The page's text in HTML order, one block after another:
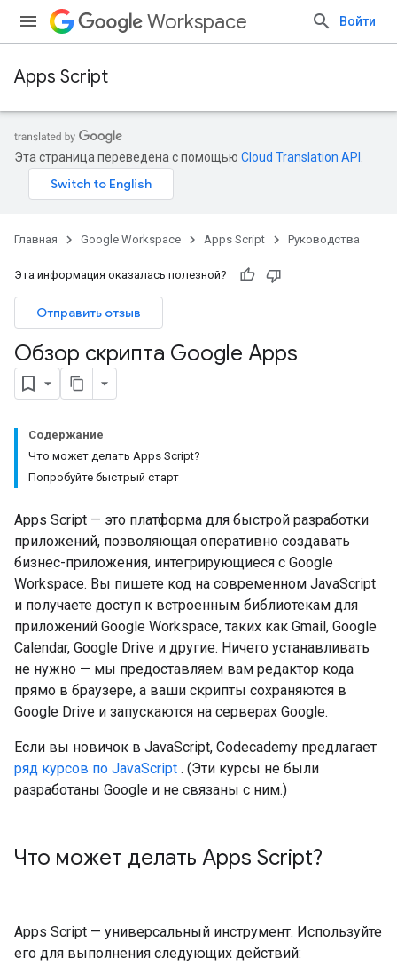
Workspace Войти
Apps Script
Эта страница переведена с помощью Cloud Translation API
Главная Google Workspace Apps Script Руководства
Эта информация оказалась полезной?
Отправить отзыв
Обзор скрипта Google Apps
Содержание
Что может делать Apps Script?
Попробуйте быстрый старт
Apps Script — это платформа для быстрой разработки
приложений, позволяющая оперативно создавать
бизнес-приложения, интегрирующиеся с Google
Workspace. Вы пишете код на современном JavaScript
и получаете доступ к встроенным библиотекам для
приложений Google Workspace, таких как Gmail, Google
Calendar, Google Drive и другие. Ничего устанавливать
не нужно — мы предоставляем вам редактор кода
прямо в браузере, а ваши скрипты сохраняются в
Google Drive и запускаются на серверах Google.
Если вы новичок в JavaScript, Codecademy предлагает
ряд курсов по JavaScript . (Эти курсы не были
разработаны Google и не связаны с ним.)
Что может делать Apps Script?
Apps Script — универсальный инструмент. Используйте
его для выполнения следующих действий: